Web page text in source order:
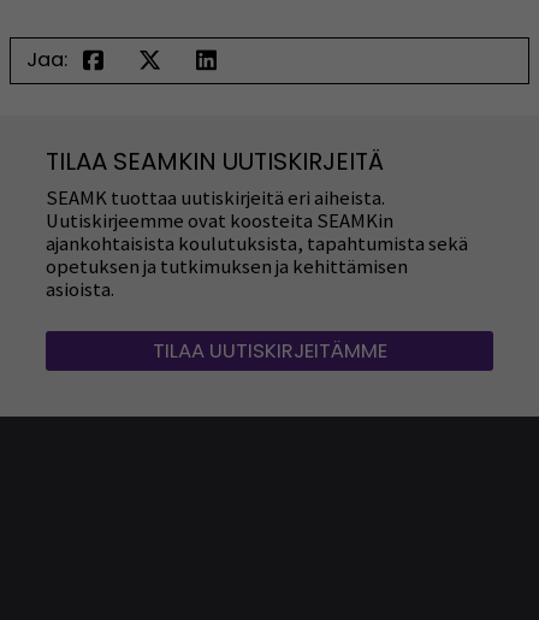
Jaa:
TILAA SEAMKIN UUTISKIRJEITÄ
SEAMK tuottaa uutiskirjeitä eri aiheista.
Uutiskirjeemme ovat koosteita SEAMKin
ajankohtaisista koulutuksista, tapahtumista sekä
opetuksen ja tutkimuksen ja kehittämisen
asioista.
TILAA UUTISKIRJEITÄMME